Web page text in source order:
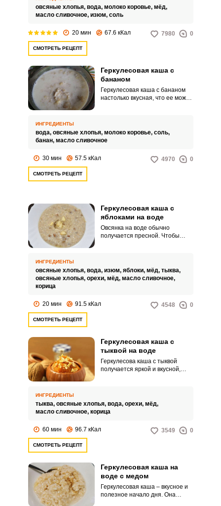
Геркулес.
овсяные хлопья, вода, молоко коровье, мёд,
масло сливочное, изюм, соль
20 мин 67.6 кКал 7980 0
СМОТРЕТЬ РЕЦЕПТ
Геркулесовая каша с
бананом
Геркулесовая каша с бананом
настолько вкусная, что ее можно
выбрать вариант по своему
вкусу.
ИНГРЕДИЕНТЫ
вода, овсяные хлопья, молоко коровье, соль,
банан, масло сливочное
30 мин 57.5 кКал 4970 0
СМОТРЕТЬ РЕЦЕПТ
Геркулесовая каша с
яблоками на воде
Овсянка на воде обычно
получается пресной. Чтобы
ИНГРЕДИЕНТЫ
овсяные хлопья, вода, изюм, яблоки, мёд, тыква,
овсяные хлопья, орехи, мёд, масло сливочное,
корица
20 мин 91.5 кКал 4548 0
СМОТРЕТЬ РЕЦЕПТ
Геркулесовая каша с
тыквой на воде
Геркулесова каша с тыквой
получается яркой и вкусной,
энергией. Такой завтрак точно
понравится детям.
ИНГРЕДИЕНТЫ
тыква, овсяные хлопья, вода, орехи, мёд,
масло сливочное, корица
60 мин 96.7 кКал 3549 0
СМОТРЕТЬ РЕЦЕПТ
Геркулесовая каша на
воде с медом
Геркулесовая каша – вкусное и
полезное начало дня. Она